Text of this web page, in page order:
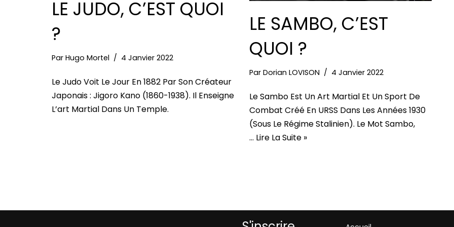
LE JUDO, C’EST QUOI
?
Par Hugo Mortel 4 Janvier 2022
Le Judo Voit Le Jour En 1882 Par Son Créateur
Japonais : Jigoro Kano (1860-1938). Il Enseigne
L’art Martial Dans Un Temple.
LE SAMBO, C’EST
QUOI ?
Par Dorian LOVISON 4 Janvier 2022
Le Sambo Est Un Art Martial Et Un Sport De
Combat Créé En URSS Dans Les Années 1930
(sous Le Régime Stalinien). Le Mot Sambo,
… Lire La Suite »